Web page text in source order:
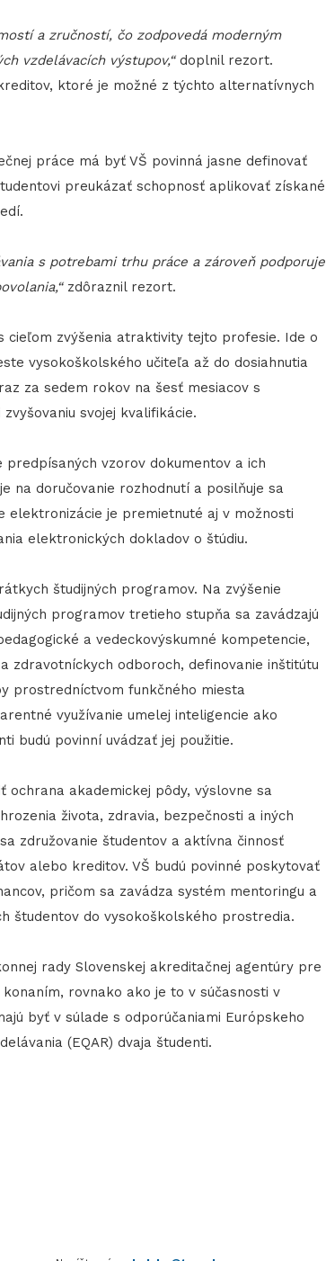
a zručností, čo zodpovedá moderným
vzdelávacích výstupov,“doplnil rezort.
ktoré je možné z týchto alternatívnych
práce má byť VŠ povinná jasne definovať
preukázať schopnosť aplikovať získané
s potrebami trhu práce a zároveň podporuje
zdôraznil rezort.
cieľom zvýšenia atraktivity tejto profesie. Ide o
vysokoškolského učiteľa až do dosiahnutia
za sedem rokov na šesť mesiacov s
svojej kvalifikácie.
vzorov dokumentov a ich
na doručovanie rozhodnutí a posilňuje sa
elektronizácie je premietnuté aj v možnosti
elektronických dokladov o štúdiu.
študijných programov. Na zvýšenie
programov tretieho stupňa sa zavádzajú
a vedeckovýskumné kompetencie,
zdravotníckych odboroch, definovanie inštitútu
prostredníctvom funkčného miesta
využívanie umelej inteligencie ako
budú povinní uvádzať jej použitie.
akademickej pôdy, výslovne sa
života, zdravia, bezpečnosti a iných
združovanie študentov a aktívna činnosť
alebo kreditov. VŠ budú povinné poskytovať
pričom sa zavádza systém mentoringu a
študentov do vysokoškolského prostredia.
rady Slovenskej akreditačnej agentúry pre
rovnako ako je to v súčasnosti v
byť v súlade s odporúčaniami Európskeho
(EQAR) dvaja študenti.